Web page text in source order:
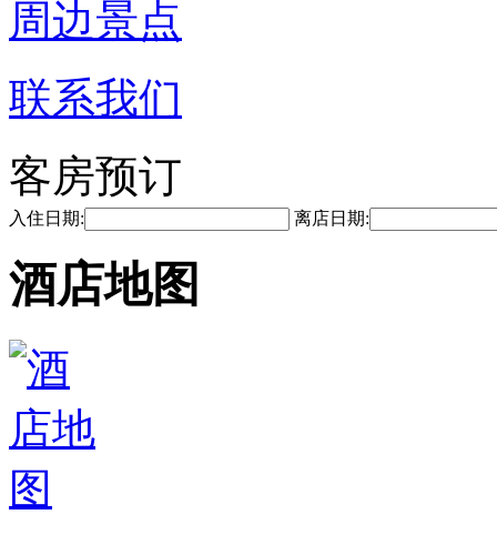
周边景点
联系我们
客房预订
入住日期: 离店日期:
酒店地图